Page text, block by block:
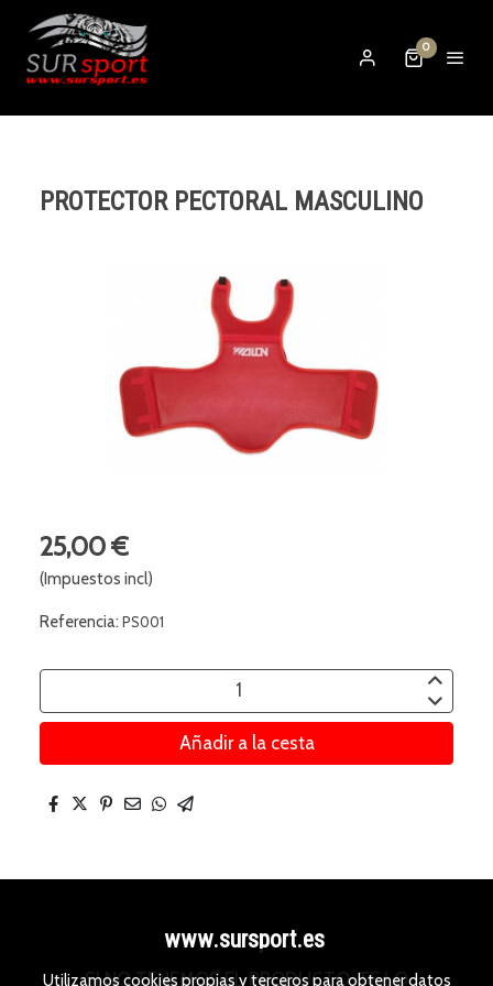
0
PROTECTOR PECTORAL MASCULINO
25,00 €
(Impuestos incl)
Referencia: PS001
Añadir a la cesta
www.sursport.es
SI NO TENEMOS EL PRODUCTO, TE LO
Utilizamos cookies propias y terceros para obtener datos